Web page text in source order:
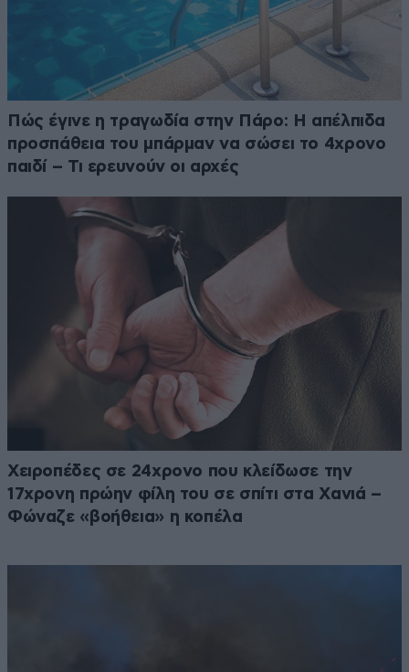
Πώς έγινε η τραγωδία στην Πάρο: Η απέλπιδα
προσπάθεια του μπάρμαν να σώσει το 4χρονο
παιδί – Τι ερευνούν οι αρχές
Χειροπέδες σε 24χρονο που κλείδωσε την
17χρονη πρώην φίλη του σε σπίτι στα Χανιά –
Φώναζε «βοήθεια» η κοπέλα